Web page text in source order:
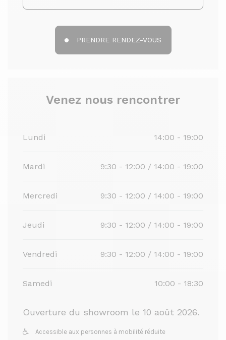
PRENDRE RENDEZ-VOUS
Venez nous rencontrer
Lundi 14:00 - 19:00
Mardi 9:30 - 12:00 / 14:00 - 19:00
Mercredi 9:30 - 12:00 / 14:00 - 19:00
Jeudi 9:30 - 12:00 / 14:00 - 19:00
Vendredi 9:30 - 12:00 / 14:00 - 19:00
Samedi 10:00 - 18:30
Ouverture du showroom le 10 août 2026.
Accessible aux personnes à mobilité réduite